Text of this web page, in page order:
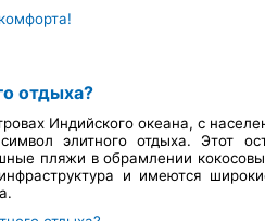
отдыха?
Индийского океана, с
элитного отдыха. Этот
пляжи в обрамлении
и имеются